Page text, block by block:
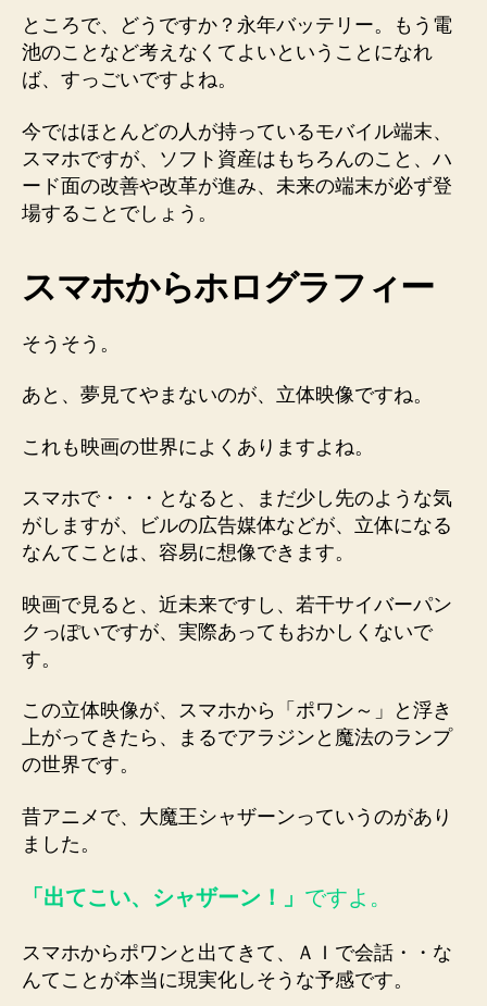
ところで、どうですか？永年バッテリー。もう電
池のことなど考えなくてよいということになれ
ば、すっごいですよね。
今ではほとんどの人が持っているモバイル端末、
スマホですが、ソフト資産はもちろんのこと、ハ
ード面の改善や改革が進み、未来の端末が必ず登
場することでしょう。
スマホからホログラフィー
そうそう。
あと、夢見てやまないのが、立体映像ですね。
これも映画の世界によくありますよね。
スマホで・・・となると、まだ少し先のような気
がしますが、ビルの広告媒体などが、立体になる
なんてことは、容易に想像できます。
映画で見ると、近未来ですし、若干サイバーパン
クっぽいですが、実際あってもおかしくないで
す。
この立体映像が、スマホから「ポワン～」と浮き
上がってきたら、まるでアラジンと魔法のランプ
の世界です。
昔アニメで、大魔王シャザーンっていうのがあり
ました。
「出てこい、シャザーン！」 ですよ。
スマホからポワンと出てきて、ＡＩで会話・・な
んてことが本当に現実化しそうな予感です。